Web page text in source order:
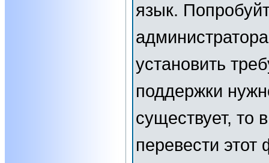
язык.
установить
поддержки
существует, то
перевести